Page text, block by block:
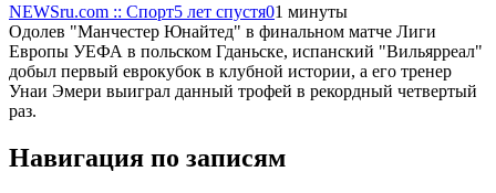
NEWSru.com :: Спорт5 лет спустя01 минуты
Одолев "Манчестер Юнайтед" в финальном матче Лиги
Европы УЕФА в польском Гданьске, испанский "Вильярреал"
добыл первый еврокубок в клубной истории, а его тренер
Унаи Эмери выиграл данный трофей в рекордный четвертый
раз.
Навигация по записям